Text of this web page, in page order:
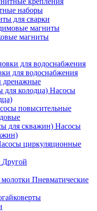
наборы
для сварки
магниты
магниты
для водоснабжения
дренажные
Насосы
повысительные
Насосы
циркуляционные
Другой
Пневматические